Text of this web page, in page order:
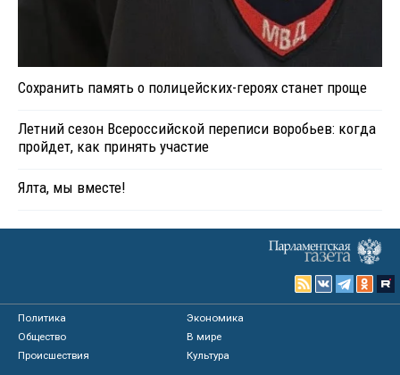
Сохранить память о полицейских-героях станет проще
Летний сезон Всероссийской переписи воробьев: когда
пройдет, как принять участие
Ялта, мы вместе!
Политика
Экономика
Общество
В мире
Происшествия
Культура